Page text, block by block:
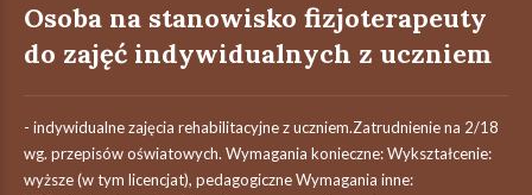
Osoba na stanowisko fizjoterapeuty
do zajęć indywidualnych z uczniem
- indywidualne zajęcia rehabilitacyjne z uczniem.Zatrudnienie na 2/18
wg. przepisów oświatowych. Wymagania konieczne: Wykształcenie:
wyższe (w tym licencjat), pedagogiczne Wymagania inne: